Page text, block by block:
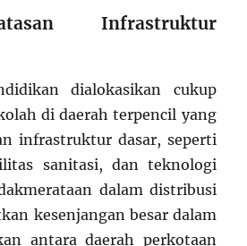
Infrastruktur
dialokasikan cukup
di daerah terpencil yang
infrastruktur dasar, seperti
sanitasi, dan teknologi
dalam distribusi
kesenjangan besar dalam
antara daerah perkotaan